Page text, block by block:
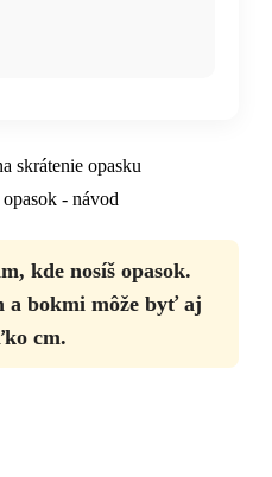
skrátenie opasku
kde nosíš opasok.
a bokmi môže byť aj
cm.